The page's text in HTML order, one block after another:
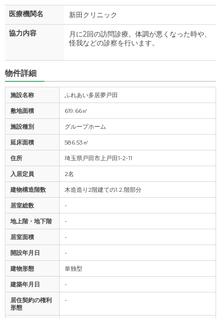
医療機関名 新田クリニック
協力内容
月に2回の訪問診療。体調が悪くなった時や、
怪我などの診察を行います。
物件詳細
施設名称 ふれあい多居夢戸田
敷地面積 619.66㎡
施設種別 グループホーム
延床面積 586.53㎡
住所 埼玉県戸田市上戸田1-2-11
入居定員 2名
建物構造階数 木造造り2階建ての1.2.階部分
居室総数 -
地上階・地下階 -
居室面積 -
開設年月日 -
建物形態 単独型
建築年月日 -
居住契約の権利
形態
-